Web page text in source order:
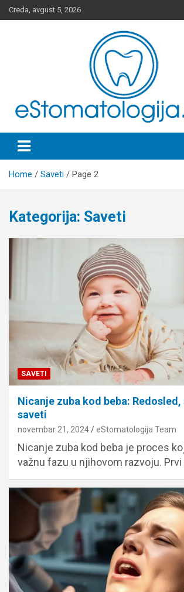
Skip
to
Creda, avgust 5, 2026
Stomatološki Portal
Home Saveti Page 2
Kategorija: Saveti
SAVETI
Nicanje zuba kod beba:
saveti
novembar 21, 2024 eStomatologija Team
Nicanje zuba kod beba je proces
važnu fazu u njihovom razvoju.